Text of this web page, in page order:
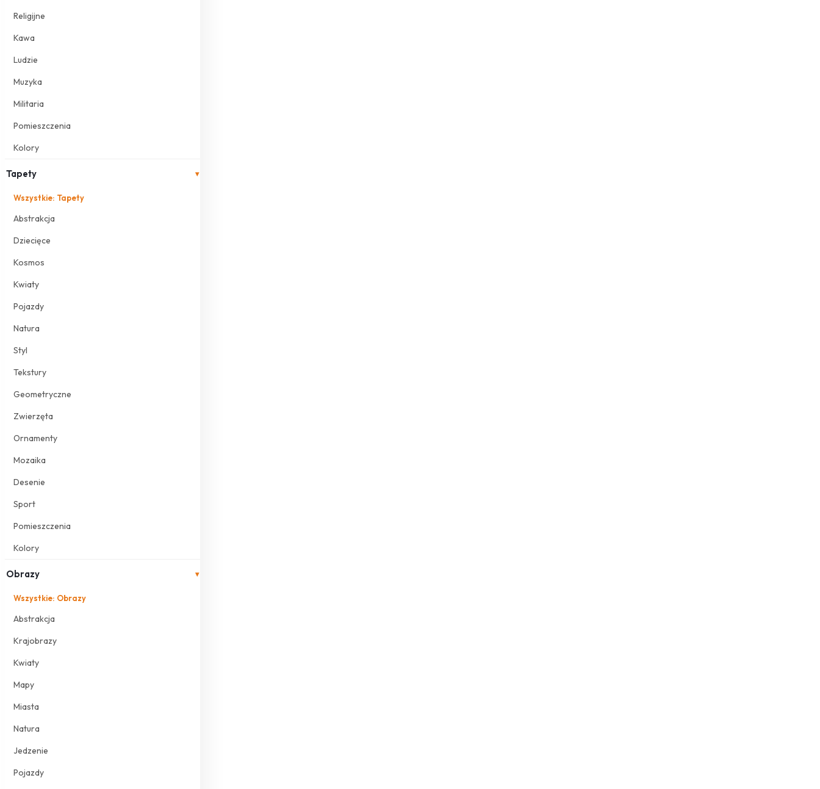
Religijne
Kawa
Ludzie
Muzyka
Militaria
Pomieszczenia
Kolory
Tapety ▾
Wszystkie: Tapety
Abstrakcja
Dziecięce
Kosmos
Kwiaty
Pojazdy
Natura
Styl
Tekstury
Geometryczne
Zwierzęta
Ornamenty
Mozaika
Desenie
Sport
Pomieszczenia
Kolory
Obrazy ▾
Wszystkie: Obrazy
Abstrakcja
Krajobrazy
Kwiaty
Mapy
Miasta
Natura
Jedzenie
Pojazdy